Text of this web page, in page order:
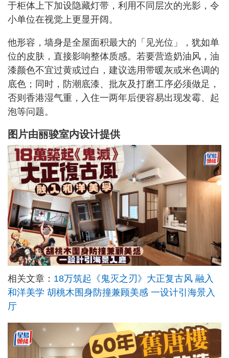
于柜体上下加设隐藏灯带，利用不同层次的光影，令
小单位在视觉上更显开阔。
他形容，墙身是全屋面积最大的「见光位」，犹如单
位的皮肤，直接影响整体质感。若要营造奶油风，油
漆颜色不宜过黄或过白，建议选用带暖灰或米色调的
底色；同时，防潮底漆、批灰及打磨工序必须做足，
否则香港湿气重，入住一两年后便容易出现发霉、起
泡等问题。
图片由丽骏室内设计提供
相关文章： 18万筑起《鬼灭之刃》大正复古风 融入
和洋美学 胡桃木围身防撞兼顾美感 一设计引海景入
厅